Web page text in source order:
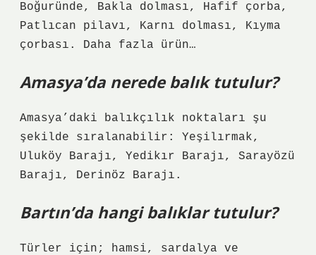
Boğuründe, Bakla dolması, Hafif çorba,
Patlıcan pilavı, Karnı dolması, Kıyma
çorbası. Daha fazla ürün…
Amasya’da nerede balık tutulur?
Amasya’daki balıkçılık noktaları şu
şekilde sıralanabilir: Yeşilırmak,
Uluköy Barajı, Yedikır Barajı, Sarayözü
Barajı, Derinöz Barajı.
Bartın’da hangi balıklar tutulur?
Türler için; hamsi, sardalya ve